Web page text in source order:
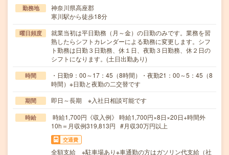
勤務地
神奈川県高座郡
寒川駅から徒歩18分
曜日頻度
就業当初は平日勤務（月～金）の日勤のみです。業務を習
熟したらシフトカレンダーによる勤務に変更します。シフ
ト勤務は日勤３日勤務、休１日、夜勤３日勤務、休２日の
シフトになります。(土日出勤あり)
時間
・日勤9：00～17：45（8時間）・夜勤21：00～5：45（8
時間）※日勤と夜勤の二交替です
期間 即日～長期 ※入社日相談可能です
時給
時給1,700円《収入例》 時給1,700円×8日×20日+時間外
10h＝月収例319,813円 #月収30万円以上
交通費
全額支給 ※駐車場あり※車通勤の方はガソリン代支給（社